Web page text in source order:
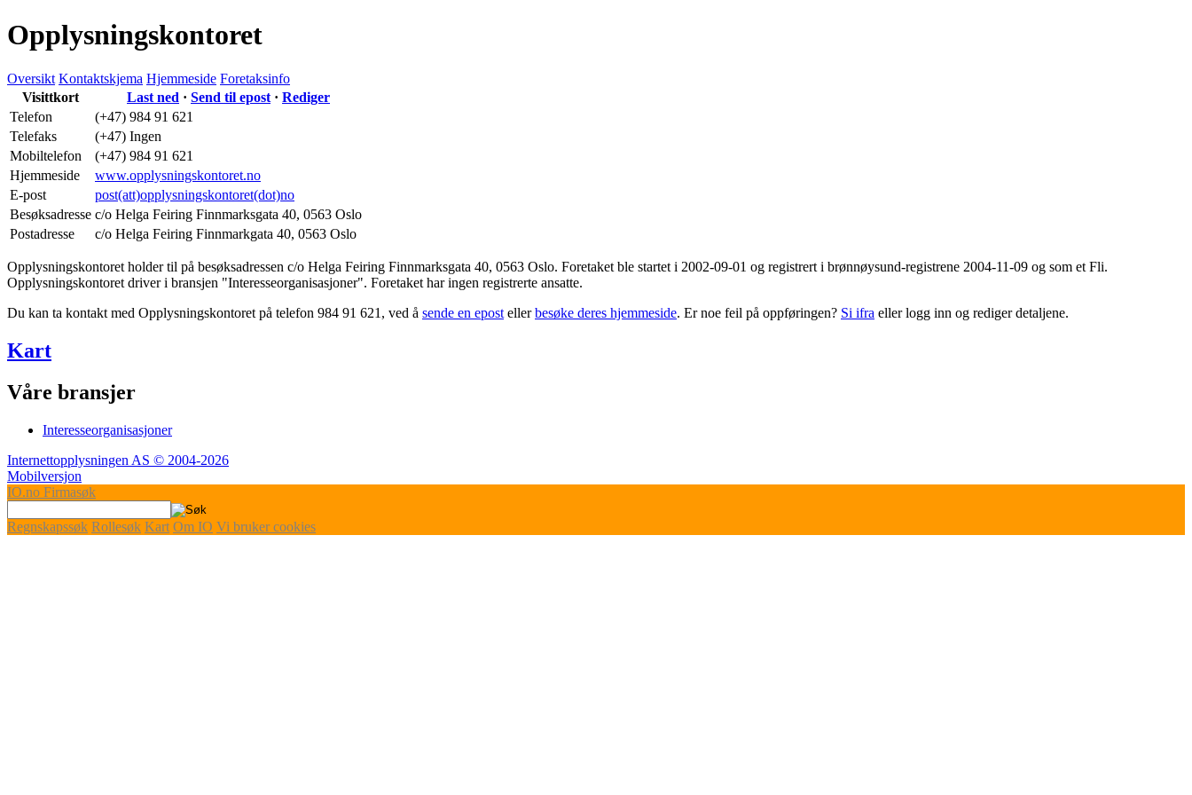
Opplysningskontoret
Oversikt Kontaktskjema Hjemmeside Foretaksinfo
Visittkort
Last ned · Send til epost · Rediger
Telefon
(+47) 984 91 621
Telefaks
(+47) Ingen
Mobiltelefon
(+47) 984 91 621
Hjemmeside
www.opplysningskontoret.no
E-post
post(att)opplysningskontoret(dot)no
Besøksadresse c/o Helga Feiring Finnmarksgata 40, 0563 Oslo
Postadresse
c/o Helga Feiring Finnmarkgata 40, 0563 Oslo
Opplysningskontoret holder til på besøksadressen c/o Helga Feiring Finnmarksgata 40, 0563 Oslo. Foretaket ble startet i 2002-09-01 og registrert i brønnøysund-registrene 2004-11-09 og som et Fli.
Opplysningskontoret driver i bransjen "Interesseorganisasjoner". Foretaket har ingen registrerte ansatte.
Du kan ta kontakt med Opplysningskontoret på telefon 984 91 621, ved å sende en epost ellerbesøke deres hjemmeside. Er noe feil på oppføringen? Si ifra eller logg inn og rediger detaljene.
Kart
Våre bransjer
Interesseorganisasjoner
Internettopplysningen AS © 2004-2026
Mobilversjon
IO.no Firmasøk
Regnskapssøk Rollesøk Kart Om IO Vi bruker cookies